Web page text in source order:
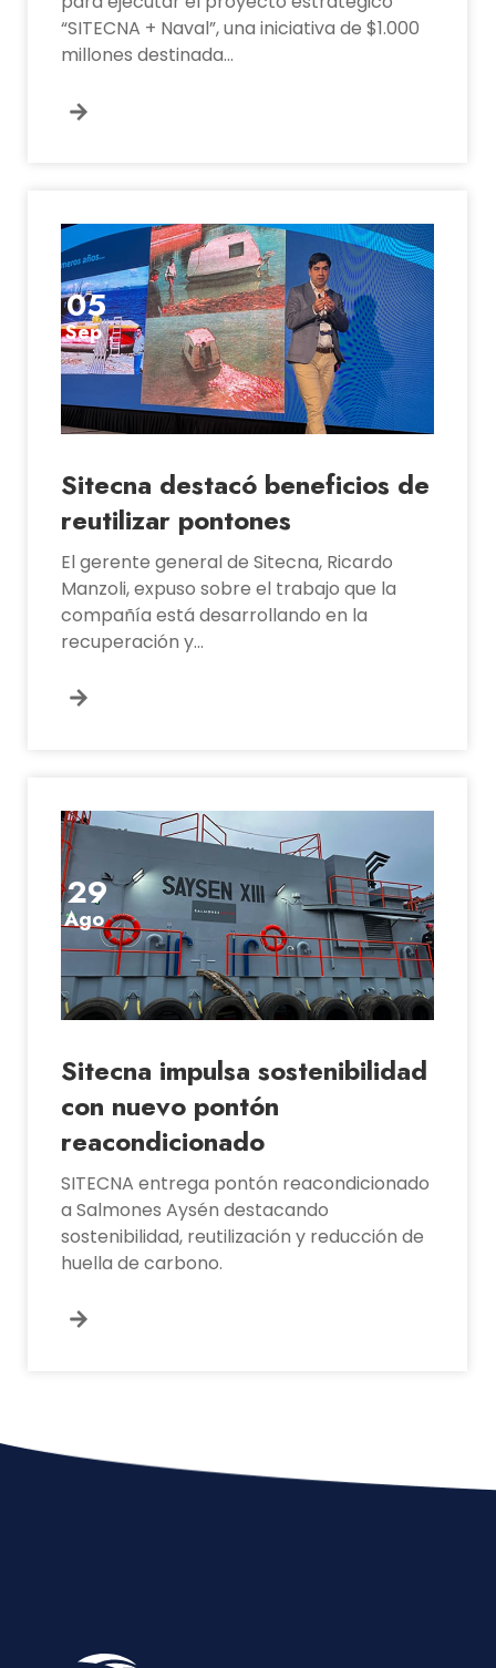
“SITECNA + Naval”, una iniciativa de $1.000
millones destinada...
05
Sep
Sitecna destacó beneficios de
reutilizar pontones
El gerente general de Sitecna, Ricardo
Manzoli, expuso sobre el trabajo que la
compañía está desarrollando en la
recuperación y...
29
Ago
Sitecna impulsa sostenibilidad
con nuevo pontón
reacondicionado
SITECNA entrega pontón reacondicionado
a Salmones Aysén destacando
sostenibilidad, reutilización y reducción de
huella de carbono.